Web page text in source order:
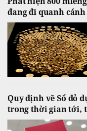
đang đi quanh cánh
Quy định về Sổ đỏ
trong thời gian tới,